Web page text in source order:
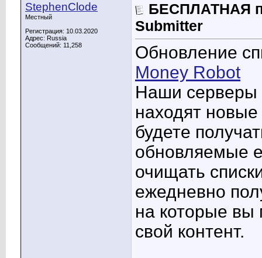
StephenClode
Местный
Регистрация: 10.03.2020
Адрес: Russia
Сообщений: 11,258
БЕСПЛАТНАЯ
Submitter
Обновление
Money Robot
Наши серверы
находят
будете
обновляемые
очищать
ежедневно
на которые вы
свой контент.